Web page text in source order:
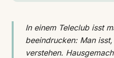
In einem Teleclub isst
beeindrucken: Man
verstehen.